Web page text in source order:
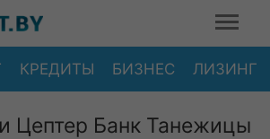
КРЕДИТЫ БИЗНЕС ЛИЗИНГ
Цептер Банк Танежицы